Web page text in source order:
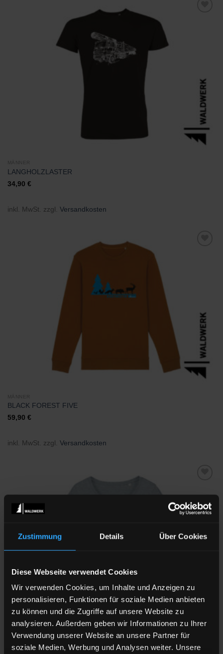
Zustimmung Details Über Cookies
Diese Webseite verwendet Cookies
Wir verwenden Cookies, um Inhalte und Anzeigen zu
personalisieren, Funktionen für soziale Medien anbieten
zu können und die Zugriffe auf unsere Website zu
analysieren. Außerdem geben wir Informationen zu Ihrer
Verwendung unserer Website an unsere Partner für
soziale Medien, Werbung und Analysen weiter. Unsere
LANGHOLZLASTER
34,90 €
inkl. MwSt. zzgl. Versandkosten
MÄNNER
BLACK FOREST FIVE
59,90 €
inkl. MwSt. zzgl. Versandkosten
Wunschliste
hinzufügen
FICHTENMOPED PINK
34,90€